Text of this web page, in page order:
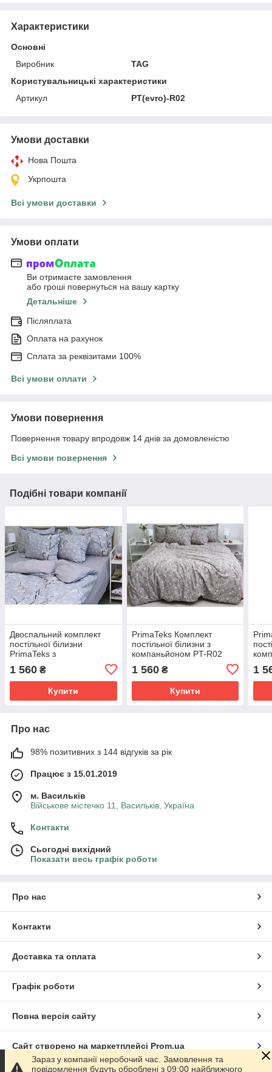
Характеристики
Основні
Виробник
TAG
Користувальницькі характеристики
Артикул
PT(evro)-R02
Умови доставки
Нова Пошта
Укрпошта
Всі умови доставки
Умови оплати
Ви отримаєте замовлення
або гроші повернуться на вашу картку
Детальніше
Післяплата
Оплата на рахунок
Сплата за реквізитами 100%
Всі умови оплати
Умови повернення
Повернення товару впродовж 14 днів за домовленістю
Всі умови повернення
Подібні товари компанії
Двоспальний комплект
постільної білизни
PrimaTeks з
Сакура
1 560 ₴
Купити
PrimaTeks Комплект
постільної білизни з
компаньйоном PT-R02
1 560₴
Купити
1
Про нас
98% позитивних з 144 відгуків за рік
Працює з 15.01.2019
м. Васильків
Військове містечко 11, Васильків, Україна
Контакти
Сьогодні вихідний
Показати весь графік роботи
Про нас
Контакти
Доставка та оплата
Графік роботи
Повна версія сайту
Сайт створено на маркетплейсі Prom.ua
Зараз у компанії неробочий час. Замовлення та
повідомлення будуть оброблені з 09:00 найближчого